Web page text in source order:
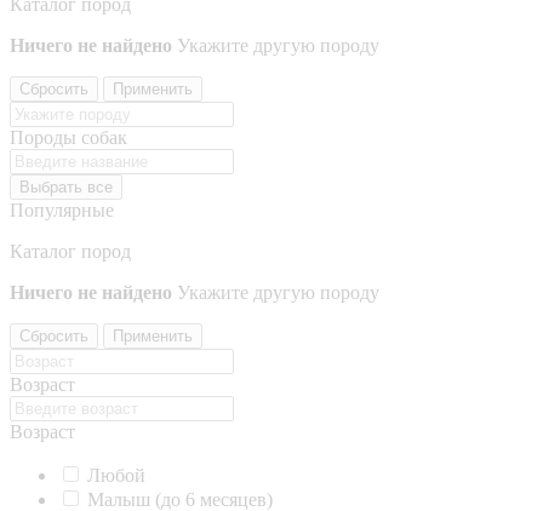
Каталог пород
Ничего не найдено Укажите другую породу
Сбросить Применить
Породы собак
Выбрать все
Популярные
Каталог пород
Ничего не найдено Укажите другую породу
Сбросить Применить
Возраст
Возраст
Любой
Малыш (до 6 месяцев)